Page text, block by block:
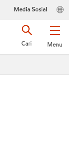
Media Sosial
Menu
Cari